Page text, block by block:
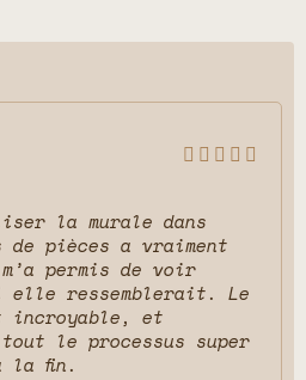
    
la murale dans
pièces a vraiment
permis de voir
elle ressemblerait. Le
incroyable, et
le processus super
la fin.